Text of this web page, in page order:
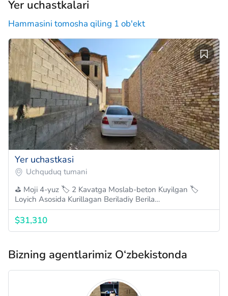
Yer uchastkalari
Hammasini tomosha qiling 1 ob'ekt
Yer uchastkasi
Uchquduq tumani
⛳️ Moji 4-yuz 🏷 2 Kavatga Moslab-beton Kuyilgan 🏷
Loyich Asosida Kurillagan Beriladiy Berila…
$31,310
Bizning agentlarimiz O‘zbekistonda